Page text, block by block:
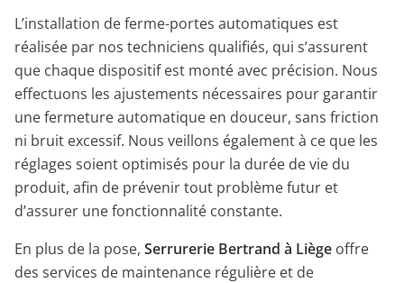
L’installation de ferme-portes automatiques est
réalisée par nos techniciens qualifiés, qui s’assurent
que chaque dispositif est monté avec précision. Nous
effectuons les ajustements nécessaires pour garantir
une fermeture automatique en douceur, sans friction
ni bruit excessif. Nous veillons également à ce que les
réglages soient optimisés pour la durée de vie du
produit, afin de prévenir tout problème futur et
d’assurer une fonctionnalité constante.
En plus de la pose, Serrurerie Bertrand à Liège offre
des services de maintenance régulière et de